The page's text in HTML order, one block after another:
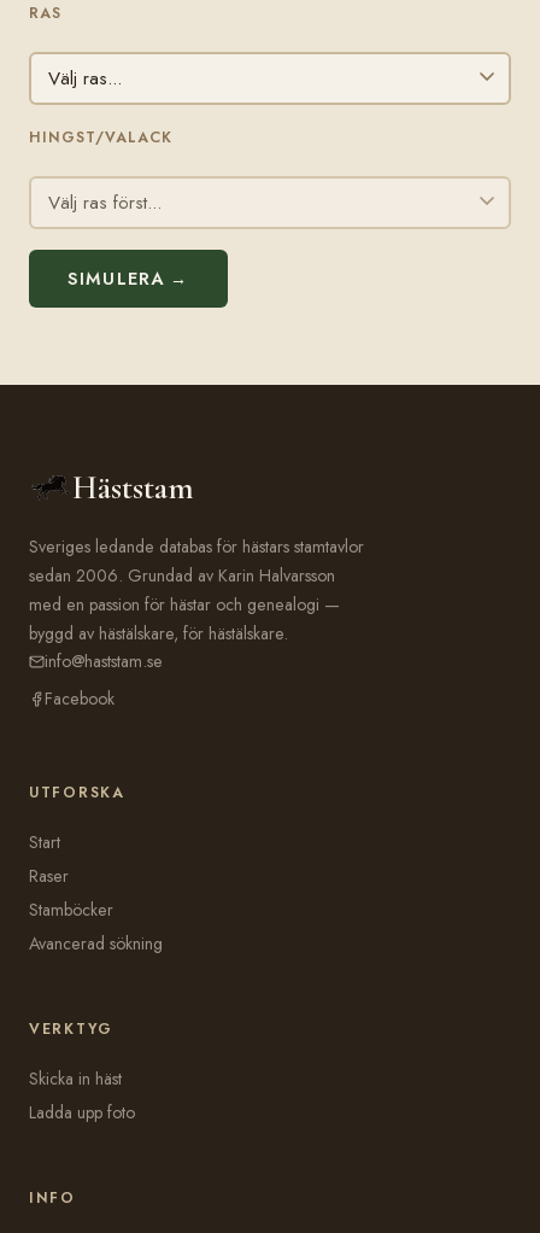
RAS
HINGST/VALACK
SIMULERA →
Häststam
Sveriges ledande databas för hästars stamtavlor
sedan 2006. Grundad av Karin Halvarsson
med en passion för hästar och genealogi —
byggd av hästälskare, för hästälskare.
info@haststam.se
Facebook
UTFORSKA
Start
Raser
Stamböcker
Avancerad sökning
VERKTYG
Skicka in häst
Ladda upp foto
INFO